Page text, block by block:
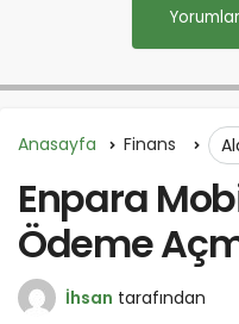
Anasayfa Finans
Enpara
Ödeme
İhsan tarafından